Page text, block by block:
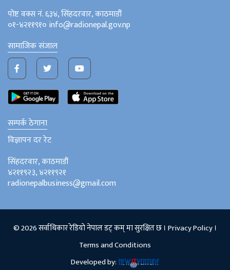
पोष्ट वक्स नं. ६३४, सिंहदरवार, काठमाडौं
०१-४२११९१० info@radionepal.gov.np
सामाजिक संजाल
सम्पर्क ठेगाना
विज्ञापन दर रेट
सिंहदरवार, काठमाडौं
४२११९२३, ४२११९२१
radionepalbusiness@gmail.com
© 2026 सर्वाधिकार रेडियो नेपाल डट् कम् मा सुरक्षित छ । Privacy Policy।
Terms and Conditions
Developed by: